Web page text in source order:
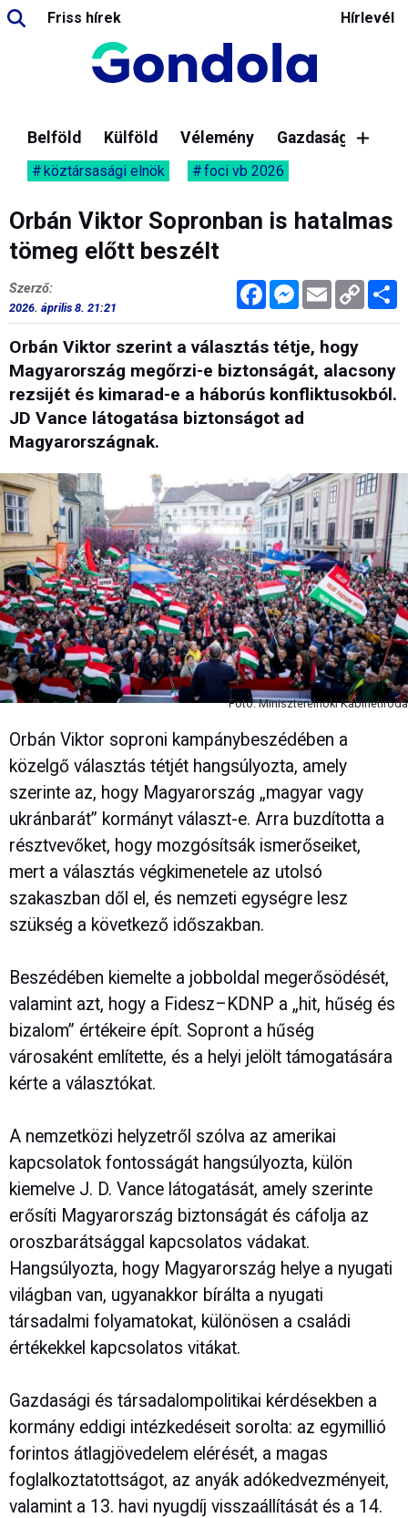
Friss hírek Hírlevél
Belföld Külföld Vélemény Gazdaság
köztársasági elnök foci vb 2026
Orbán Viktor Sopronban is hatalmas
tömeg előtt beszélt
FacebookMessenger
Email Copy
Link
Szerző:
2026. április 8. 21:21
Orbán Viktor szerint a választás tétje, hogy
Magyarország megőrzi-e biztonságát, alacsony
rezsijét és kimarad-e a háborús konfliktusokból.
JD Vance látogatása biztonságot ad
Magyarországnak.
Fotó: Miniszterelnöki Kabinetiroda
Orbán Viktor soproni kampánybeszédében a
közelgő választás tétjét hangsúlyozta, amely
szerinte az, hogy Magyarország „magyar vagy
ukránbarát” kormányt választ-e. Arra buzdította a
résztvevőket, hogy mozgósítsák ismerőseiket,
mert a választás végkimenetele az utolsó
szakaszban dől el, és nemzeti egységre lesz
szükség a következő időszakban.
Beszédében kiemelte a jobboldal megerősödését,
valamint azt, hogy a Fidesz–KDNP a „hit, hűség és
bizalom” értékeire épít. Sopront a hűség
városaként említette, és a helyi jelölt támogatására
kérte a választókat.
A nemzetközi helyzetről szólva az amerikai
kapcsolatok fontosságát hangsúlyozta, külön
kiemelve J. D. Vance látogatását, amely szerinte
erősíti Magyarország biztonságát és cáfolja az
oroszbarátsággal kapcsolatos vádakat.
Hangsúlyozta, hogy Magyarország helye a nyugati
világban van, ugyanakkor bírálta a nyugati
társadalmi folyamatokat, különösen a családi
értékekkel kapcsolatos vitákat.
Gazdasági és társadalompolitikai kérdésekben a
kormány eddigi intézkedéseit sorolta: az egymillió
forintos átlagjövedelem elérését, a magas
foglalkoztatottságot, az anyák adókedvezményeit,
valamint a 13. havi nyugdíj visszaállítását és a 14.